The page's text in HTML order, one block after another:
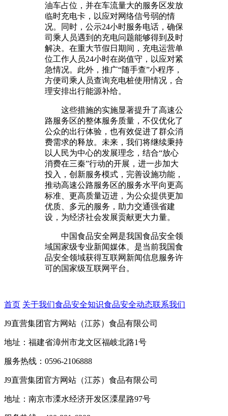
油车占位，并在车流量大的服务区发放
临时充电卡，以应对网络信号弱的情
况。同时，公示24小时服务电话，确保
司乘人员遇到的充电问题能够得到及时
解决。在重大节假日期间，充电运营单
位工作人员24小时在岗值守，以应对紧
急情况。此外，推广“随手查”小程序，
方便司乘人员查询充电桩使用情况，合
理安排出行能源补给。
这些措施的实施显著提升了高速公
路服务区的整体服务质量，不仅优化了
公众的出行体验，也有效促进了群众消
费需求的释放。未来，我们将继续秉持
以人民为中心的发展理念，结合“放心
消费在三秦”行动的开展，进一步加大
投入，创新服务模式，完善设施功能，
推动高速公路服务区的服务水平向更高
标准、更高质量迈进，为公众提供更加
优质、多元的服务，助力交通强省建
设，为经济社会发展贡献更大力量。
中国食品安全网是我国食品安全领
域国家级专业新闻媒体。是当前我国食
品安全领域获得互联网新闻信息服务许
可的国家级互联网平台。
首页 关于我们食品安全知识食品安全动态联系我们
J9直营集团官方网站（江苏）食品有限公司
地址：福建省漳州市龙文区福岐北路1号
服务热线：0596-2106888
J9直营集团官方网站（江苏）食品有限公司
地址：南京市溧水经济开发区溧星路97号